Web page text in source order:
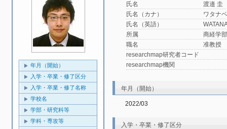
年月（開始）
入学・卒業・修了区分
入学・卒業・修了名称
学校名
学部・研究科等
学科・専攻等
氏名
渡邉 圭
氏名（カナ）
ワタナ
氏名（英語）
所属
商経学部
職名
准教授
researchmap研究者コード
researchmap機関
年月（開始）
2022/03
入学・卒業・修了区分